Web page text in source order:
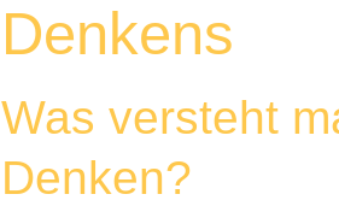
Denkens
Was versteht
Denken?